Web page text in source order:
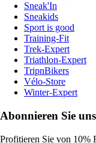
Sneak'In
Sneakids
Sport is good
Training-Fit
Trek-Expert
Triathlon-Expert
TripnBikers
Vélo-Store
Winter-Expert
Abonnieren Sie
Profitieren Sie von 10%